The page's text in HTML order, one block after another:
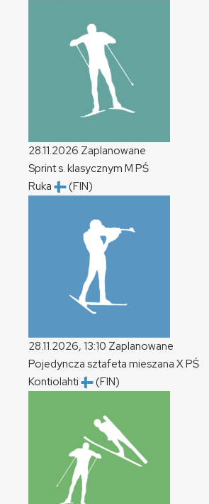
28.11.2026 Zaplanowane
Sprint s. klasycznym M PŚ
Ruka
(FIN)
28.11.2026, 13:10 Zaplanowane
Pojedyncza sztafeta mieszana XPŚ
Kontiolahti
(FIN)